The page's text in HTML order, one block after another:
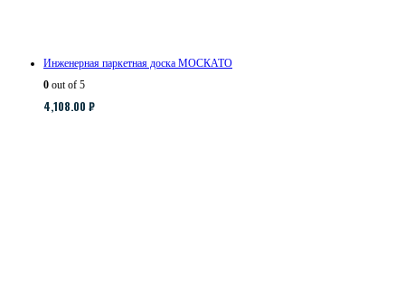
Инженерная паркетная доска МОСКАТО
0 out of 5
4,108.00 ₽